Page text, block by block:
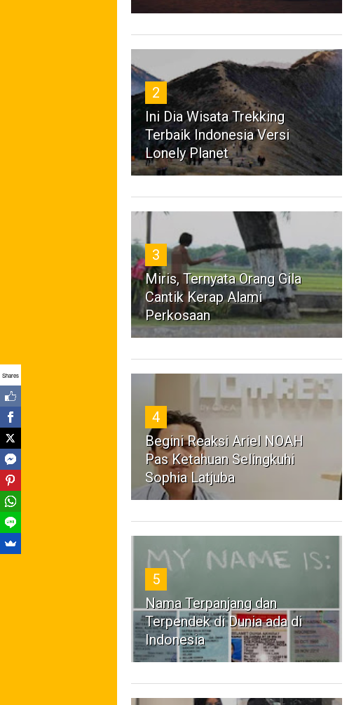
2
Ini Dia Wisata Trekking
Terbaik Indonesia Versi
Lonely Planet
3
Miris, Ternyata Orang Gila
Cantik Kerap Alami
Perkosaan
4
Begini Reaksi Ariel NOAH
Pas Ketahuan Selingkuhi
Sophia Latjuba
5
Nama Terpanjang dan
Terpendek di Dunia ada di
Indonesia
Shares